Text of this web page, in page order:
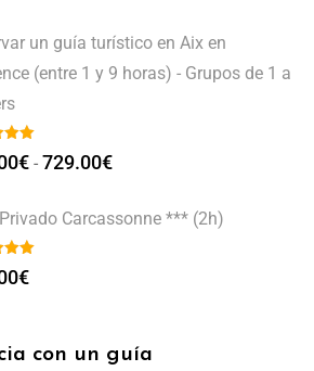
un guía turístico en Aix en
(entre 1 y 9 horas) - Grupos de 1 a
€ - 729.00€
Carcassonne *** (2h)
€
con un guía